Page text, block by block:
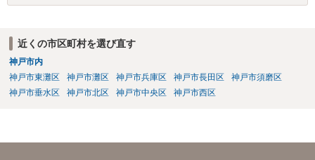
近くの市区町村を選び直す
神戸市内
神戸市東灘区
神戸市灘区 神戸市兵庫区 神戸市長田区
神戸市須磨区
神戸市垂水区
神戸市北区 神戸市中央区 神戸市西区